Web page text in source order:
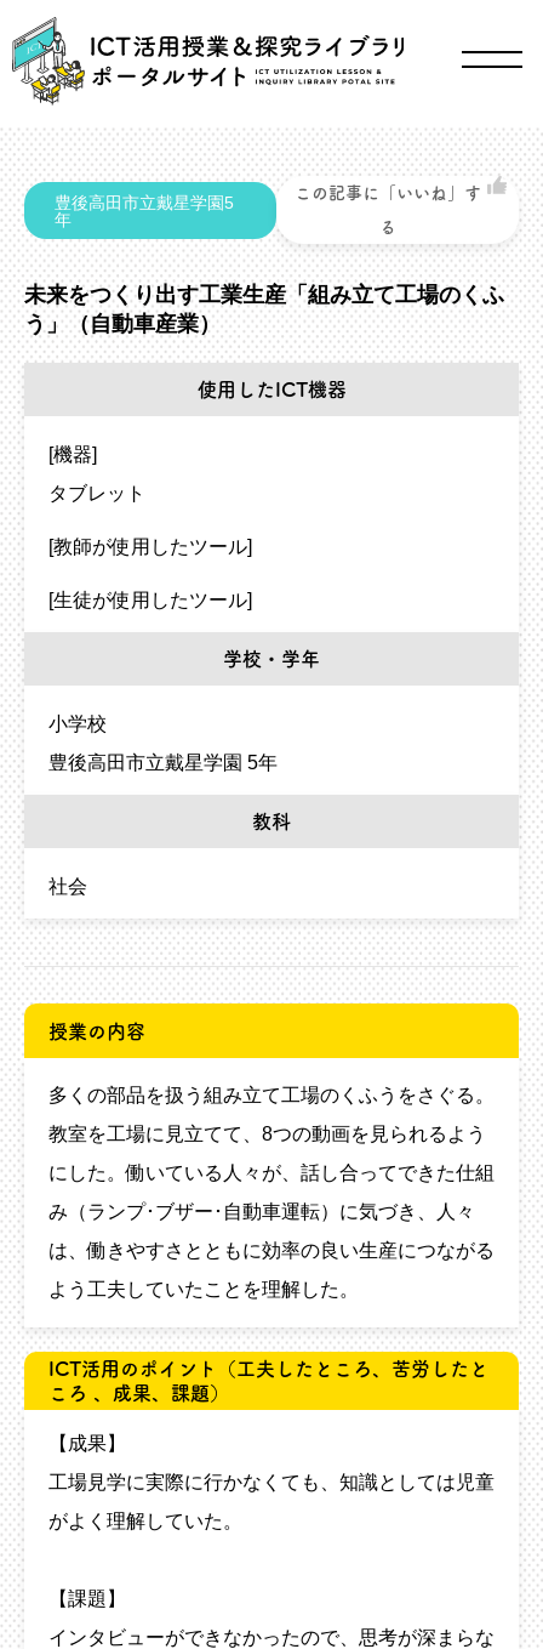
豊後高田市立戴星学園5
年
この記事に「いいね」す
る
未来をつくり出す工業生産「組み立て工場のくふ
う」（自動車産業）
使用したICT機器
[機器]
タブレット
[教師が使用したツール]
[生徒が使用したツール]
学校・学年
小学校
豊後高田市立戴星学園 5年
教科
社会
授業の内容
多くの部品を扱う組み立て工場のくふうをさぐる。
教室を工場に見立てて、8つの動画を見られるよう
にした。働いている人々が、話し合ってできた仕組
み（ランプ･ブザー･自動車運転）に気づき、人々
は、働きやすさとともに効率の良い生産につながる
よう工夫していたことを理解した。
ICT活用のポイント
（工夫したところ、苦労したと
ころ 、成果、課題）
【成果】
工場見学に実際に行かなくても、知識としては児童
がよく理解していた。
【課題】
インタビューができなかったので、思考が深まらな